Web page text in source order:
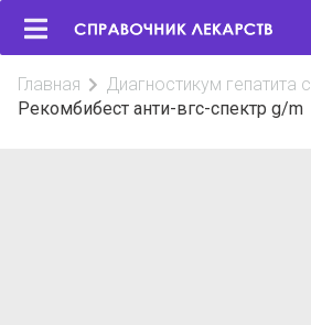
Главная
Диагностикум гепатита с
Рекомбибест анти-вгс-спектр g/m